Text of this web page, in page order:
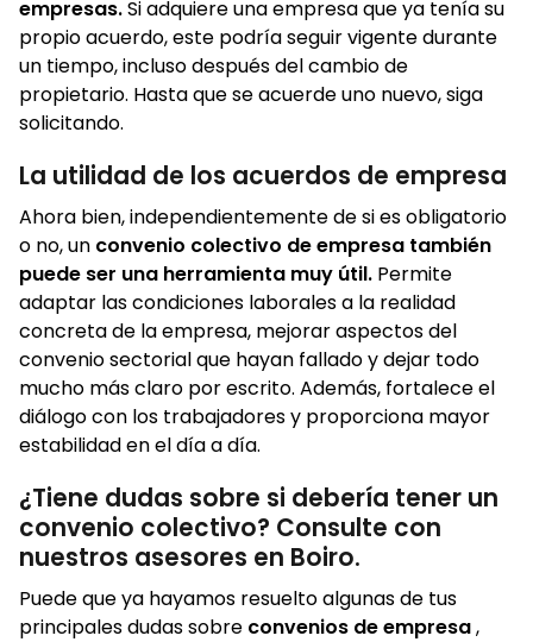
empresas.Si adquiere una empresa que ya tenía su
propio acuerdo, este podría seguir vigente durante
un tiempo, incluso después del cambio de
propietario. Hasta que se acuerde uno nuevo, siga
solicitando.
La utilidad de los acuerdos de empresa
Ahora bien, independientemente de si es obligatorio
o no, un convenio colectivo de empresa también
puede ser una herramienta muy útil. Permite
adaptar las condiciones laborales a la realidad
concreta de la empresa, mejorar aspectos del
convenio sectorial que hayan fallado y dejar todo
mucho más claro por escrito. Además, fortalece el
diálogo con los trabajadores y proporciona mayor
estabilidad en el día a día.
¿Tiene dudas sobre si debería tener un
convenio colectivo? Consulte con
nuestros asesores en Boiro.
Puede que ya hayamos resuelto algunas de tus
principales dudas sobre convenios de empresa,